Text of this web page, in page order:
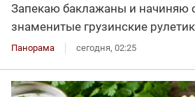
Запекаю баклажаны и начиняю
знаменитые грузинские
Панорама сегодня, 02:25